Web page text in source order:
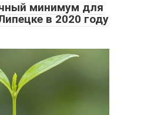
минимум для
в 2020 году